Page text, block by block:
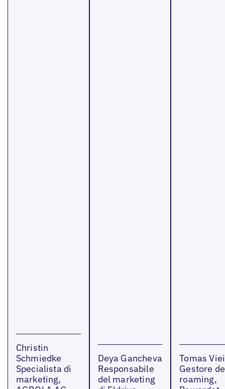
Christin
Schmiedke
Specialista di
marketing,
Deya Gancheva
Responsabile
del marketing
Tomas
Gestore
roaming,